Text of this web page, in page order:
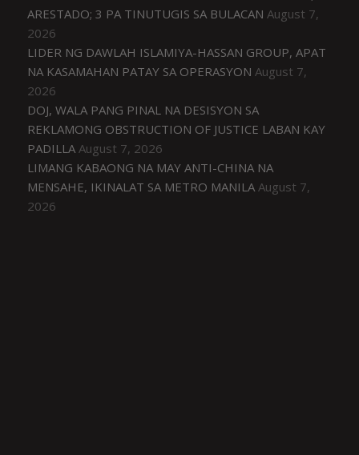
ARESTADO; 3 PA TINUTUGIS SA BULACAN August 7,
2026
LIDER NG DAWLAH ISLAMIYA-HASSAN GROUP, APAT
NA KASAMAHAN PATAY SA OPERASYON August 7,
2026
DOJ, WALA PANG PINAL NA DESISYON SA
REKLAMONG OBSTRUCTION OF JUSTICE LABAN KAY
PADILLA August 7, 2026
LIMANG KABAONG NA MAY ANTI-CHINA NA
MENSAHE, IKINALAT SA METRO MANILA August 7,
2026